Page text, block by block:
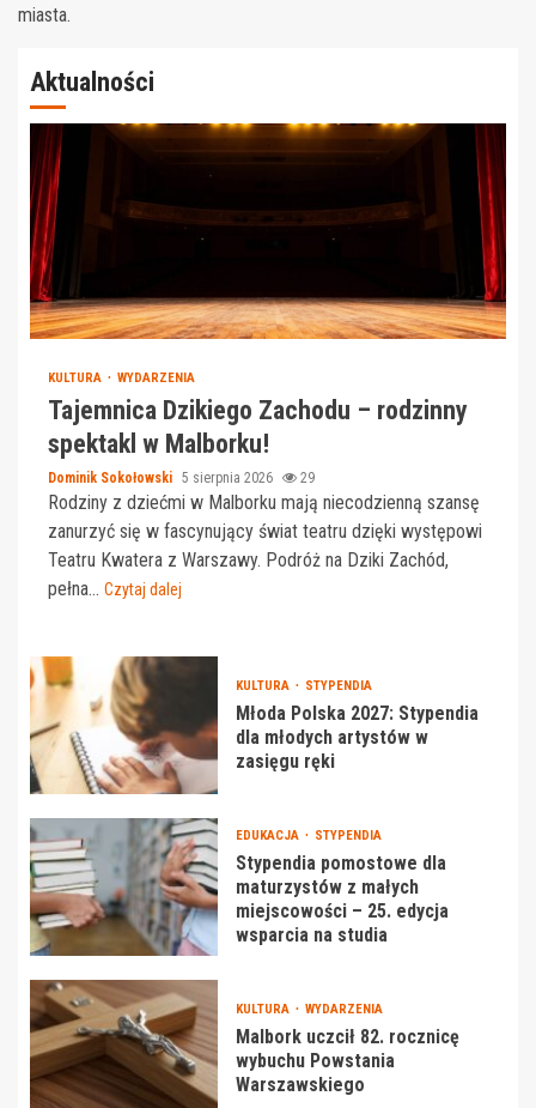
miasta.
Aktualności
KULTURA WYDARZENIA
Tajemnica Dzikiego Zachodu – rodzinny
spektakl w Malborku!
Dominik Sokołowski 5 sierpnia 2026 29
Rodziny z dziećmi w Malborku mają niecodzienną szansę
zanurzyć się w fascynujący świat teatru dzięki występowi
Teatru Kwatera z Warszawy. Podróż na Dziki Zachód,
pełna... Czytaj dalej
KULTURA STYPENDIA
Młoda Polska 2027: Stypendia
dla młodych artystów w
zasięgu ręki
EDUKACJA STYPENDIA
Stypendia pomostowe dla
maturzystów z małych
miejscowości – 25. edycja
wsparcia na studia
KULTURA WYDARZENIA
Malbork uczcił 82. rocznicę
wybuchu Powstania
Warszawskiego